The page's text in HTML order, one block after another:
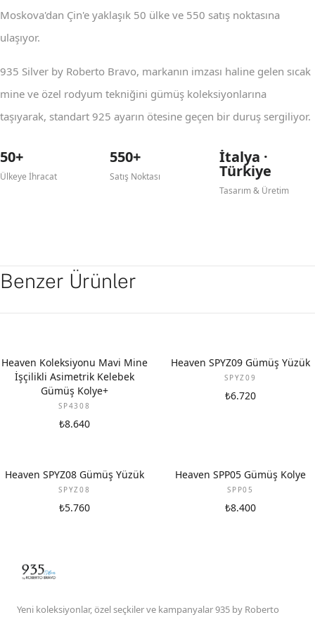
Moskova'dan Çin'e yaklaşık 50 ülke ve 550 satış noktasına
ulaşıyor.
935 Silver by Roberto Bravo, markanın imzası haline gelen sıcak
mine ve özel rodyum tekniğini gümüş koleksiyonlarına
taşıyarak, standart 925 ayarın ötesine geçen bir duruş sergiliyor.
50+
Ülkeye İhracat
550+
Satış Noktası
İtalya ·
Türkiye
Tasarım & Üretim
Benzer Ürünler
Heaven Koleksiyonu Mavi Mine
İşçilikli Asimetrik Kelebek
Gümüş Kolye+
SP4308
₺8.640
Heaven SPYZ09 Gümüş Yüzük
SPYZ09
₺6.720
Heaven SPYZ08 Gümüş Yüzük
SPYZ08
₺5.760
Heaven SPP05 Gümüş Kolye
SPP05
₺8.400
Yeni koleksiyonlar, özel seçkiler ve kampanyalar 935 by Roberto